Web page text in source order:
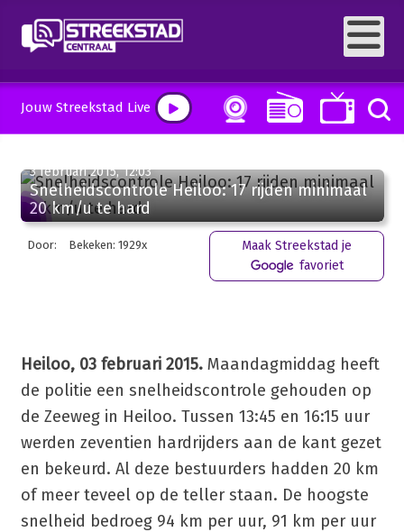
Jouw Streekstad Live
3 februari 2015, 12:03
Snelheidscontrole Heiloo: 17 rijden minimaal
20 km/u te hard
Door: Bekeken: 1929x
Maak Streekstad je
favoriet
Heiloo, 03 februari 2015.Maandagmiddag heeft
de politie een snelheidscontrole gehouden op
de Zeeweg in Heiloo. Tussen 13:45 en 16:15 uur
werden zeventien hardrijders aan de kant gezet
en bekeurd. Al deze bestuurders hadden 20 km
of meer teveel op de teller staan. De hoogste
snelheid bedroeg 94 km per uur, 91 km per uur